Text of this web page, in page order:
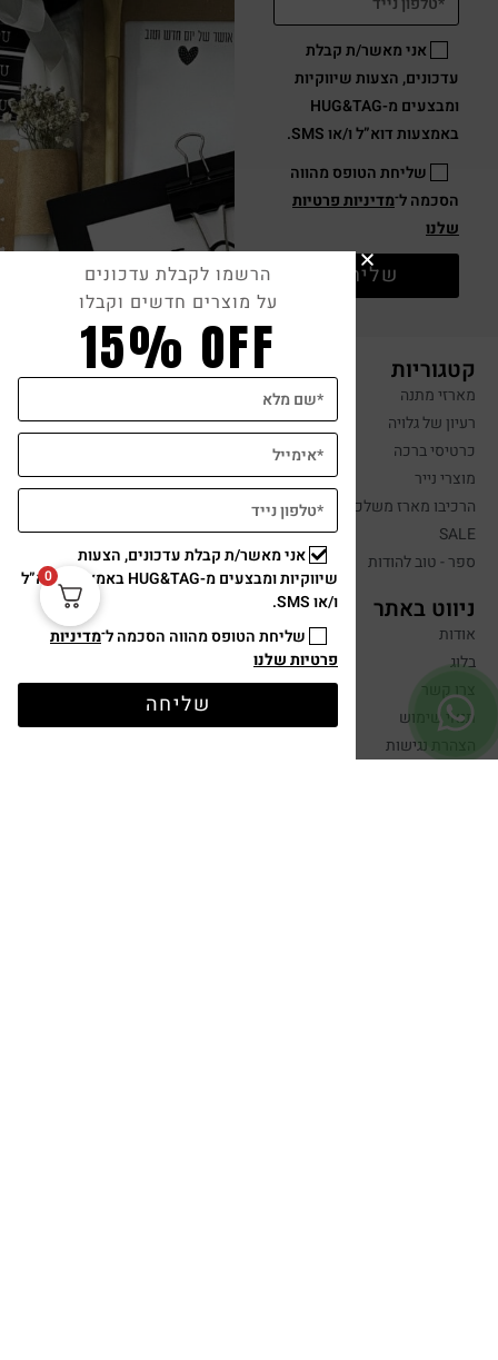
אני מאשר/ת קבלת
עדכונים, הצעות שיווקיות
ומבצעים מ-HUG&TAG
באמצעות דוא”ל ו/או SMS.
שליחת הטופס מהווה
הסכמה ל־מדיניות פרטיות
שלנו
שליחה
קטגוריות
מארזי מתנה
רעיון של גלויה
כרטיסי ברכה
מוצרי נייר
הרכיבו מארז משלכם
SALE
ספר - טוב להודות
ניווט באתר
אודות
בלוג
צרו קשר
תנאי שימוש
הצהרת נגישות
0
הרשמו לקבלת עדכונים
על מוצרים חדשים וקבלו
15% OFF
אני מאשר/ת קבלת עדכונים, הצעות
שיווקיות ומבצעים מ-HUG&TAG באמצעות דוא”ל
ו/או SMS.
שליחת הטופס מהווה הסכמה ל־מדיניות
פרטיות שלנו
שליחה